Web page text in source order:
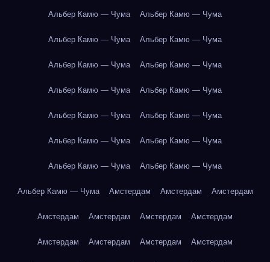
Альбер Камю — Чума Альбер Камю — Чума
Альбер Камю — Чума Альбер Камю — Чума
Альбер Камю — Чума Альбер Камю — Чума
Альбер Камю — Чума Альбер Камю — Чума
Альбер Камю — Чума Альбер Камю — Чума
Альбер Камю — Чума Альбер Камю — Чума
Альбер Камю — Чума Альбер Камю — Чума
Альбер Камю — Чума Амстердам Амстердам Амстердам
Амстердам Амстердам Амстердам Амстердам
Амстердам Амстердам Амстердам Амстердам